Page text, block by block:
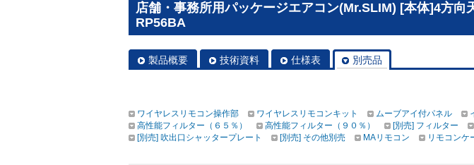
店舗・事務所用パッケージエアコン(Mr.SLIM) [本体]4方向
RP56BA
製品概要 技術資料 仕様表 別売品
ワイヤレスリモコン操作部
ワイヤレスリモコンキット ムーブアイ付パネル
高性能フィルター（６５％）
高性能フィルター（９０％） [別売] フィルター
[別売] 吹出口シャッタープレート
[別売] その他別売 MAリモコン リモコンケ